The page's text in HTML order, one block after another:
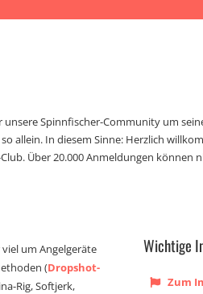
Spinnfischer-Community um
allein. In diesem Sinne: Herzlich
Über 20.000 Anmeldungen können
um Angelgeräte
(Dropshot-
Rig, Softjerk,
Wichtige
Zum